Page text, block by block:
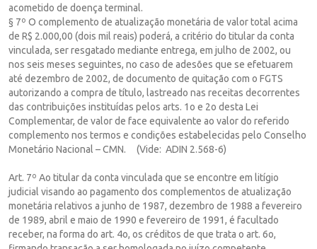
acometido de doença terminal.
§ 7º O complemento de atualização monetária de valor total acima
de R$ 2.000,00 (dois mil reais) poderá, a critério do titular da conta
vinculada, ser resgatado mediante entrega, em julho de 2002, ou
nos seis meses seguintes, no caso de adesões que se efetuarem
até dezembro de 2002, de documento de quitação com o FGTS
autorizando a compra de título, lastreado nas receitas decorrentes
das contribuições instituídas pelos arts. 1o e 2o desta Lei
Complementar, de valor de face equivalente ao valor do referido
complemento nos termos e condições estabelecidas pelo Conselho
Monetário Nacional – CMN. (Vide: ADIN 2.568-6)
Art. 7º Ao titular da conta vinculada que se encontre em litígio
judicial visando ao pagamento dos complementos de atualização
monetária relativos a junho de 1987, dezembro de 1988 a fevereiro
de 1989, abril e maio de 1990 e fevereiro de 1991, é facultado
receber, na forma do art. 4o, os créditos de que trata o art. 6o,